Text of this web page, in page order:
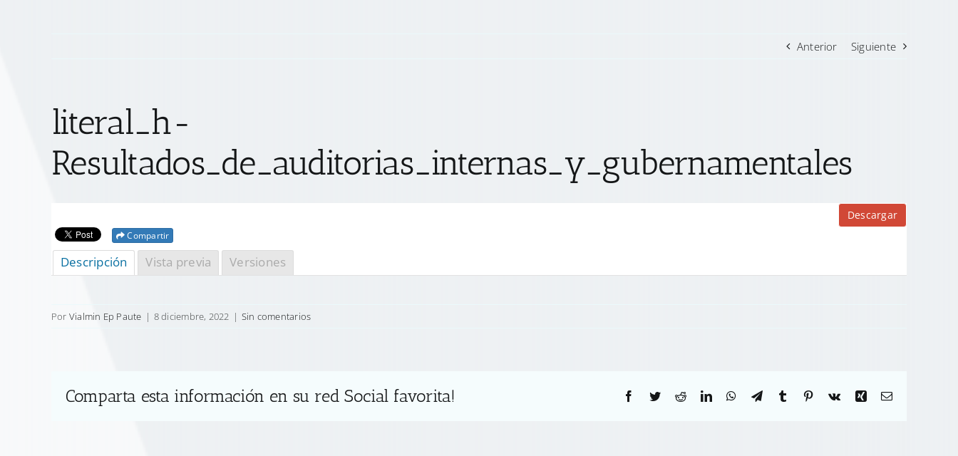
Anterior Siguiente
literal_h-
Resultados_de_auditorias_internas_y_gubernamentales
Descargar
Compartir
Descripción Vista previa Versiones
Por Vialmin Ep Paute | 8 diciembre, 2022 | Sin comentarios
Comparta esta información en su red Social favorita! Facebook
TwitterRedditLinkedInWhatsApp
TelegramTumblr Pinterest
Vk Xing Correo